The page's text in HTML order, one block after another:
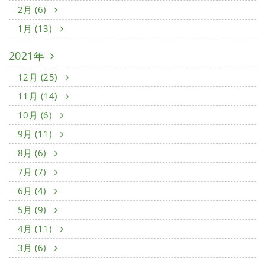
2月 (6)
1月 (13)
2021年
12月 (25)
11月 (14)
10月 (6)
9月 (11)
8月 (6)
7月 (7)
6月 (4)
5月 (9)
4月 (11)
3月 (6)